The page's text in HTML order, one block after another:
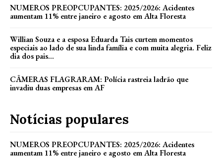
NUMEROS PREOPCUPANTES: 2025/2026: Acidentes
aumentam 11% entre janeiro e agosto em Alta Floresta
Willian Souza e a esposa Eduarda Tais curtem momentos
especiais ao lado de sua linda família e com muita alegria. Feliz
dia dos pais...
CÂMERAS FLAGRARAM: Polícia rastreia ladrão que
invadiu duas empresas em AF
Notícias populares
NUMEROS PREOPCUPANTES: 2025/2026: Acidentes
aumentam 11% entre janeiro e agosto em Alta Floresta